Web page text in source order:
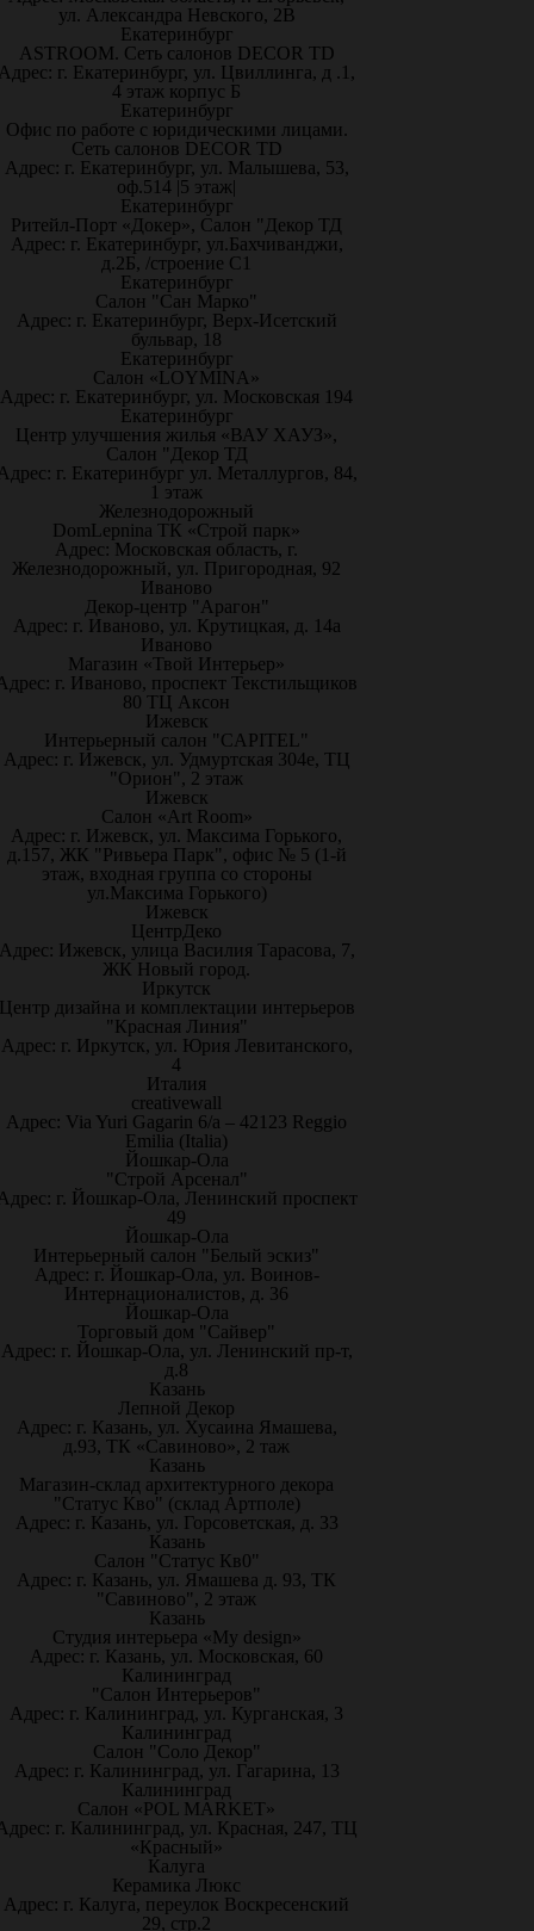
ул. Александра Невского, 2В
Екатеринбург
ASTROOM. Сеть салонов DECOR TD
г. Екатеринбург, ул. Цвиллинга, д .1,
4 этаж корпус Б
Екатеринбург
Офис по работе с юридическими лицами.
Сеть салонов DECOR TD
Адрес: г. Екатеринбург, ул. Малышева, 53,
оф.514 |5 этаж|
Екатеринбург
Ритейл-Порт «Докер», Салон "Декор ТД
Адрес: г. Екатеринбург, ул.Бахчиванджи,
д.2Б, /строение С1
Екатеринбург
Салон "Сан Марко"
Адрес: г. Екатеринбург, Верх-Исетский
бульвар, 18
Екатеринбург
Салон «LOYMINA»
Адрес: г. Екатеринбург, ул. Московская 194
Екатеринбург
Центр улучшения жилья «ВАУ ХАУЗ»,
Салон "Декор ТД
г. Екатеринбург ул. Металлургов, 84,
1 этаж
Железнодорожный
DomLepnina ТК «Строй парк»
Адрес: Московская область, г.
Железнодорожный, ул. Пригородная, 92
Иваново
Декор-центр "Арагон"
Адрес: г. Иваново, ул. Крутицкая, д. 14а
Иваново
Магазин «Твой Интерьер»
г. Иваново, проспект Текстильщиков
80 ТЦ Аксон
Ижевск
Интерьерный салон "CAPITEL"
Адрес: г. Ижевск, ул. Удмуртская 304е, ТЦ
"Орион", 2 этаж
Ижевск
Салон «Art Room»
Адрес: г. Ижевск, ул. Максима Горького,
д.157, ЖК "Ривьера Парк", офис № 5 (1-й
этаж, входная группа со стороны
ул.Максима Горького)
Ижевск
ЦентрДеко
Ижевск, улица Василия Тарасова, 7,
ЖК Новый город.
Иркутск
дизайна и комплектации интерьеров
"Красная Линия"
Адрес: г. Иркутск, ул. Юрия Левитанского,
4
Италия
creativewall
Адрес: Via Yuri Gagarin 6/a – 42123 Reggio
Emilia (Italia)
Йошкар-Ола
"Строй Арсенал"
г. Йошкар-Ола, Ленинский проспект
49
Йошкар-Ола
Интерьерный салон "Белый эскиз"
Адрес: г. Йошкар-Ола, ул. Воинов-
Интернационалистов, д. 36
Йошкар-Ола
Торговый дом "Сайвер"
Адрес: г. Йошкар-Ола, ул. Ленинский пр-т,
д.8
Казань
Лепной Декор
Адрес: г. Казань, ул. Хусаина Ямашева,
д.93, ТК «Савиново», 2 таж
Казань
Магазин-склад архитектурного декора
"Статус Кво" (склад Артполе)
Адрес: г. Казань, ул. Горсоветская, д. 33
Казань
Салон "Статус Кв0"
Адрес: г. Казань, ул. Ямашева д. 93, ТК
"Савиново", 2 этаж
Казань
Студия интерьера «My design»
Адрес: г. Казань, ул. Московская, 60
Калининград
"Салон Интерьеров"
Адрес: г. Калининград, ул. Курганская, 3
Калининград
Салон "Соло Декор"
Адрес: г. Калининград, ул. Гагарина, 13
Калининград
Салон «POL MARKET»
г. Калининград, ул. Красная, 247, ТЦ
«Красный»
Калуга
Керамика Люкс
Адрес: г. Калуга, переулок Воскресенский
29, стр.2